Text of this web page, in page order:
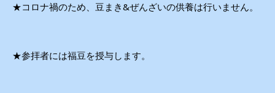
★コロナ禍のため、豆まき&ぜんざいの供養は行いません。
★参拝者には福豆を授与します。